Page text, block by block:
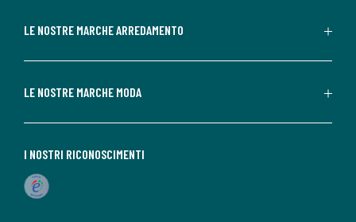
LE NOSTRE MARCHE ARREDAMENTO
LE NOSTRE MARCHE MODA
I NOSTRI RICONOSCIMENTI